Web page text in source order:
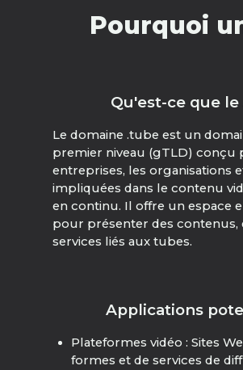
Pourquoi
Qu'est-ce que le
Le domaine .tube est un
premier niveau (gTLD) conçu
entreprises, les organisations
impliquées dans le contenu
en continu. Il offre un espace
pour présenter des contenus,
services liés aux tubes.
Applications
Plateformes vidéo : Sites
formes et de services de